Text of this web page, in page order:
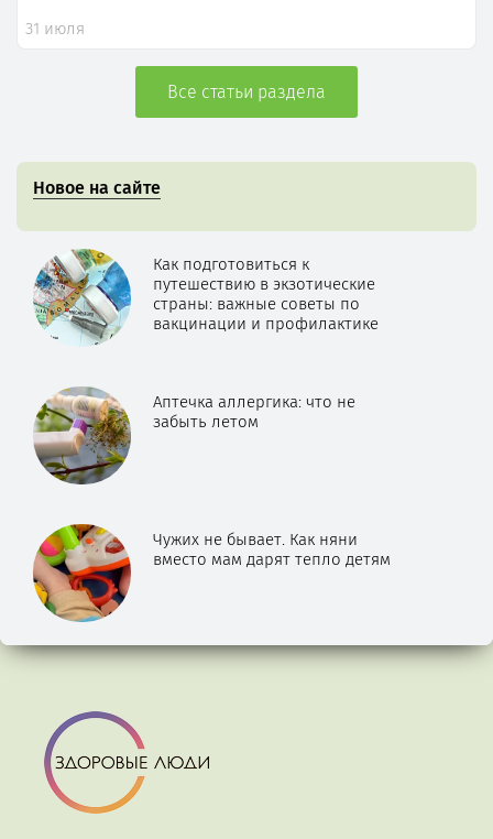
31 июля
Все статьи раздела
Новое на сайте
Как подготовиться к
путешествию в экзотические
страны: важные советы по
вакцинации и профилактике
Аптечка аллергика: что не
забыть летом
Чужих не бывает. Как няни
вместо мам дарят тепло детям